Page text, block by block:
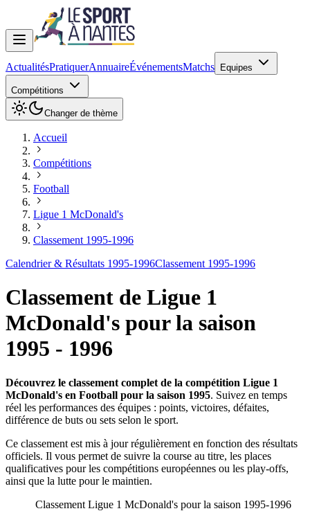
ActualitésPratiquerAnnuaireÉvénementsMatchs Equipes
Compétitions
Changer de thème
Accueil
Compétitions
Football
Ligue 1 McDonald's
Classement 1995-1996
Calendrier & Résultats 1995-1996Classement 1995-1996
Classement de Ligue 1
McDonald's pour la saison
1995 - 1996
Découvrez le classement complet de la compétition Ligue 1
McDonald's en Football pour la saison 1995. Suivez en temps
réel les performances des équipes : points, victoires, défaites,
différence de buts ou sets selon le sport.
Ce classement est mis à jour régulièrement en fonction des résultats
officiels. Il vous permet de suivre la course au titre, les places
qualificatives pour les compétitions européennes ou les play-offs,
ainsi que la lutte pour le maintien.
Classement Ligue 1 McDonald's pour la saison 1995-1996